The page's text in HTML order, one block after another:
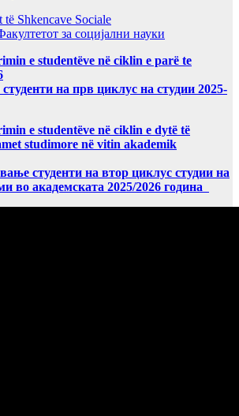
Shkencave Sociale
за социјални науки
e studentëve në ciklin e parë te
на прв циклус на студии 2025-
e studentëve në ciklin e dytë të
studimore në vitin akademik
студенти на втор циклус студии на
во академската 2025/2026 година